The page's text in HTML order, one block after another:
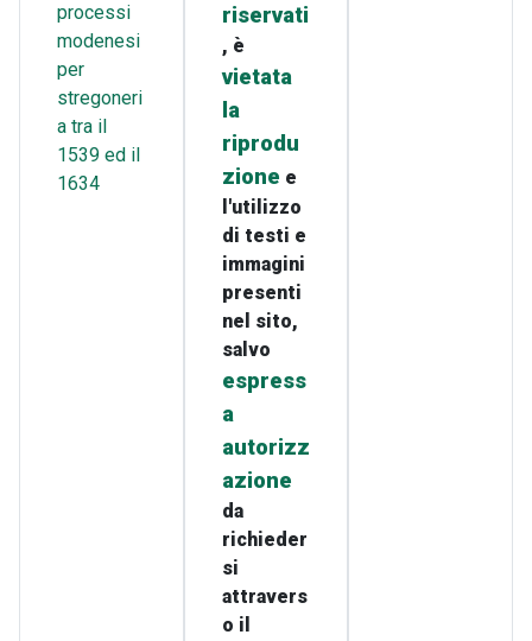
processi
modenesi
per
stregoneri
a tra il
1539 ed il
1634
riservati
, è
vietata
la
riprodu
zione e
l'utilizzo
di testi e
immagini
presenti
nel sito,
salvo
espress
a
autorizz
azione
da
richieder
si
attravers
o il